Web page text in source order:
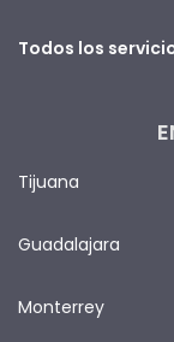
Todos los
Tijuana
Guadalajara
Monterrey